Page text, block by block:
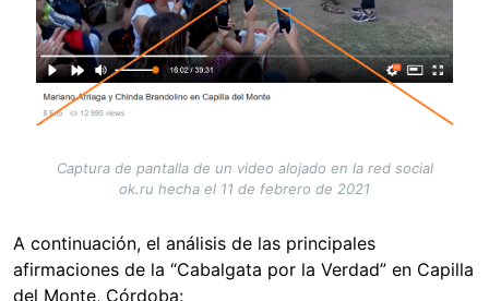
Captura de pantalla de un video alojado en la red social
ok.ru hecha el 11 de febrero de 2021
A continuación, el análisis de las principales
afirmaciones de la “Cabalgata por la Verdad” en Capilla
del Monte, Córdoba: